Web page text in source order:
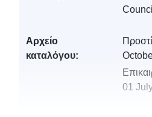
Council
Αρχείο
καταλόγου:
01